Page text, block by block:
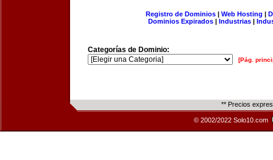
Registro de Dominios| Web Hosting |
Dominios Expirados | Industrias |
Categorías de Dominio:
[Pág.
** Precios
© 2002/2022 Solo10.com